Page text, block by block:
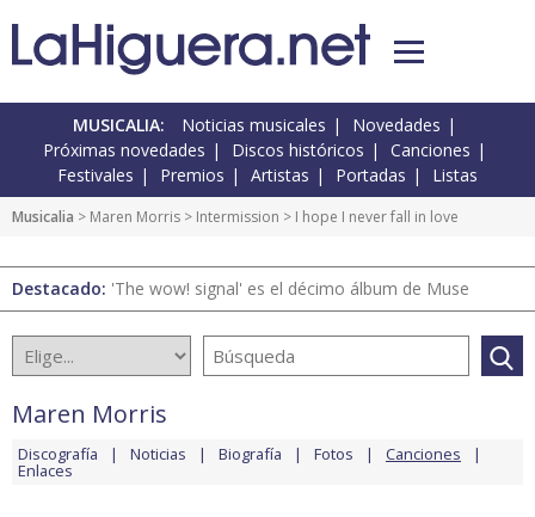
MUSICALIA: Noticias musicales
Novedades
Próximas novedades
Discos históricos
Canciones
Festivales
Premios Artistas Portadas Listas
Musicalia > Maren Morris > Intermission > I hope I never fall in love
Destacado: 'The wow! signal' es el décimo álbum de Muse
Maren Morris
Discografía Noticias Biografía Fotos Canciones
Enlaces